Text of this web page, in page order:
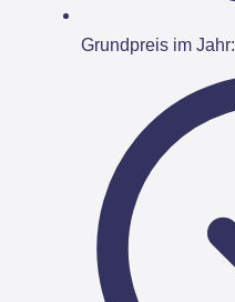
Grundpreis im Jahr: